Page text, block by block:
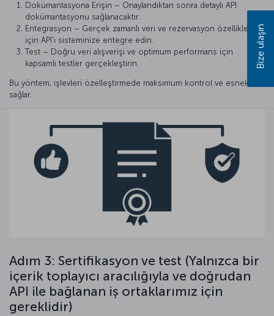
Dokümantasyona Erişin – Onaylandıktan sonra detaylı API
dokümantasyonu sağlanacaktır.
Entegrasyon – Gerçek zamanlı veri ve rezervasyon özellikleri
için API'ı sisteminize entegre edin.
Test – Doğru veri alışverişi ve optimum performans için
kapsamlı testler gerçekleştirin.
Bu yöntem, işlevleri özelleştirmede maksimum kontrol ve esneklik
sağlar.
Adım 3: Sertifikasyon ve test (Yalnızca bir
içerik toplayıcı aracılığıyla ve doğrudan
API ile bağlanan iş ortaklarımız için
gereklidir)
Bize ulaşın